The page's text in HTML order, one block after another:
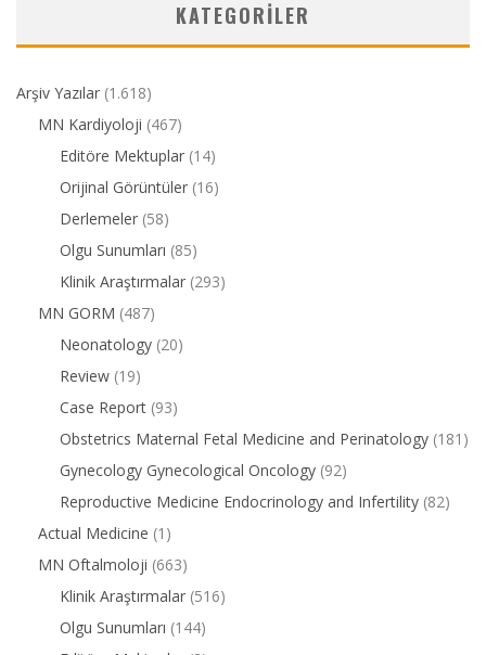
KATEGORILER
Arşiv Yazılar (1.618)
MN Kardiyoloji (467)
Editöre Mektuplar (14)
Orijinal Görüntüler (16)
Derlemeler (58)
Olgu Sunumları (85)
Klinik Araştırmalar (293)
MN GORM (487)
Neonatology (20)
Review (19)
Case Report (93)
Obstetrics Maternal Fetal Medicine and Perinatology (181)
Gynecology Gynecological Oncology (92)
Reproductive Medicine Endocrinology and Infertility (82)
Actual Medicine (1)
MN Oftalmoloji (663)
Klinik Araştırmalar (516)
Olgu Sunumları (144)